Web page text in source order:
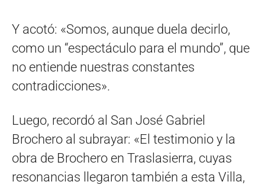
Y acotó: «Somos, aunque duela decirlo,
como un “espectáculo para el mundo”, que
no entiende nuestras constantes
contradicciones».
Luego, recordó al San José Gabriel
Brochero al subrayar: «El testimonio y la
obra de Brochero en Traslasierra, cuyas
resonancias llegaron también a esta Villa,